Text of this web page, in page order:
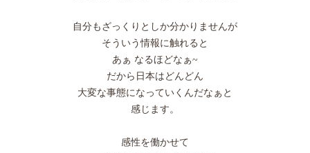
自分もざっくりとしか分かりませんが
そういう情報に触れると
あぁ なるほどなぁ~
だから日本はどんどん
大変な事態になっていくんだなぁと
感じます。
感性を働かせて